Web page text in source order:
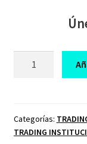
was:
$
FX
GUSTAVO
Categorías:
TRADING